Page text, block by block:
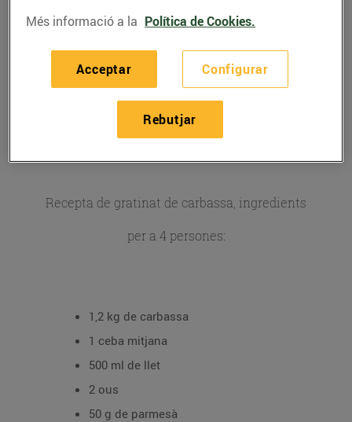
RECEPTES
Gratinat de carbassa
Recepta de gratinat de carbassa, ingredients
per a 4 persones:
1,2 kg de carbassa
1 ceba mitjana
500 ml de llet
2 ous
50 g de parmesà
Més informació a la Política de Cookies.
Configurar
Rebutjar
Acceptar